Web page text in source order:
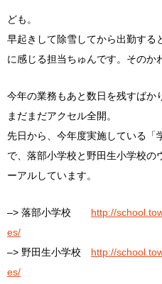
ども。
早起きして除雪してから出勤する
に感じる担当ちゅんです。そのか
今年の業務もあと数日を残すばか
まだまだアクセル全開。
先日から、今年度実施している「
で、落部小学校と野田生小学校の
ーアルしています。
–> 落部小学校 http://
es/
–> 野田生小学校 http://
es/